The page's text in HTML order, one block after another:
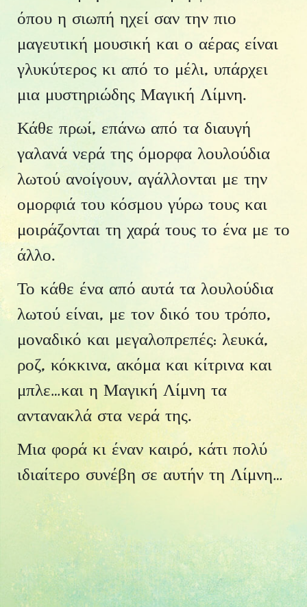
όπου η σιωπή ηχεί σαν την πιο
μαγευτική μουσική και ο αέρας είναι
γλυκύτερος κι από το μέλι, υπάρχει
μια μυστηριώδης Μαγική Λίμνη.
Κάθε πρωί, επάνω από τα διαυγή
γαλανά νερά της όμορφα λουλούδια
λωτού ανοίγουν, αγάλλονται με την
ομορφιά του κόσμου γύρω τους και
μοιράζονται τη χαρά τους το ένα με το
άλλο.
Το κάθε ένα από αυτά τα λουλούδια
λωτού είναι, με τον δικό του τρόπο,
μοναδικό και μεγαλοπρεπές: λευκά,
ροζ, κόκκινα, ακόμα και κίτρινα και
μπλε…και η Μαγική Λίμνη τα
αντανακλά στα νερά της.
Μια φορά κι έναν καιρό, κάτι πολύ
ιδιαίτερο συνέβη σε αυτήν τη Λίμνη…